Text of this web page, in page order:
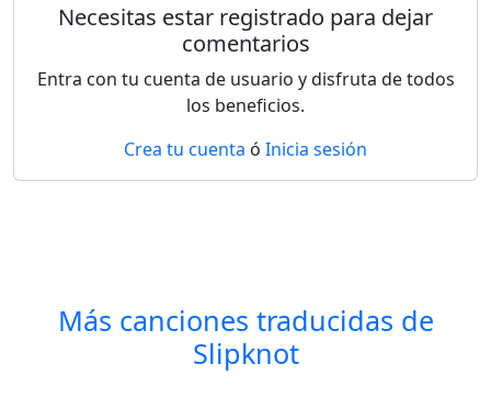
Necesitas estar registrado para dejar
comentarios
Entra con tu cuenta de usuario y disfruta de todos
los beneficios.
Crea tu cuenta ó Inicia sesión
Más canciones traducidas de
Slipknot